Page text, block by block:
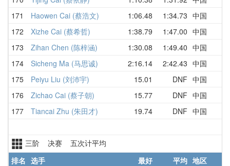
171 Haowen Cai (蔡浩文) 1:06.48 1:34.73 中国
172 Xizhe Cai (蔡希哲) 1:38.79 1:47.00 中国
173 Zihan Chen (陈梓涵) 1:30.08 1:49.40 中国
174 Sicheng Ma (马思诚) 2:16.14 2:42.43 中国
175 Peiyu Liu (刘沛宇) 15.01 DNF 中国
176 Zichao Cai (蔡子朝) 15.77 DNF 中国
177 Tiancai Zhu (朱田才) 19.74 DNF 中国
三阶 决赛 五次计平均
排名 选手 最好 平均 地区